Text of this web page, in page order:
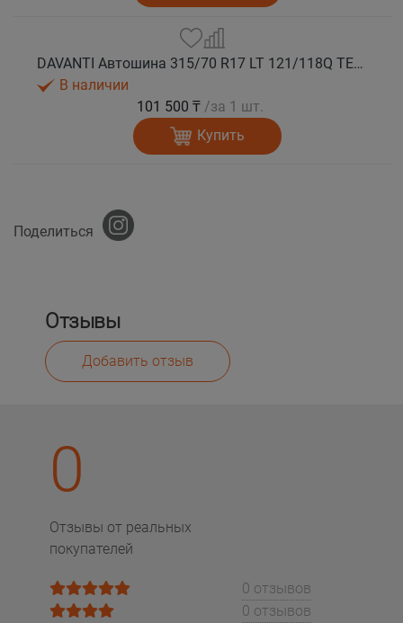
DAVANTI Автошина 315/70 R17 LT 121/118Q TERRATOURA A/T RBL 8PR RPR M+S
В наличии
101 500 ₸ /за 1 шт.
Купить
Поделиться
Отзывы
Добавить отзыв
0
Отзывы от реальных
покупателей
0 отзывов
0 отзывов